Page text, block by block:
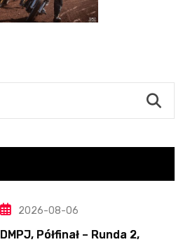
2026-08-06
DMPJ, Półfinał – Runda 2,